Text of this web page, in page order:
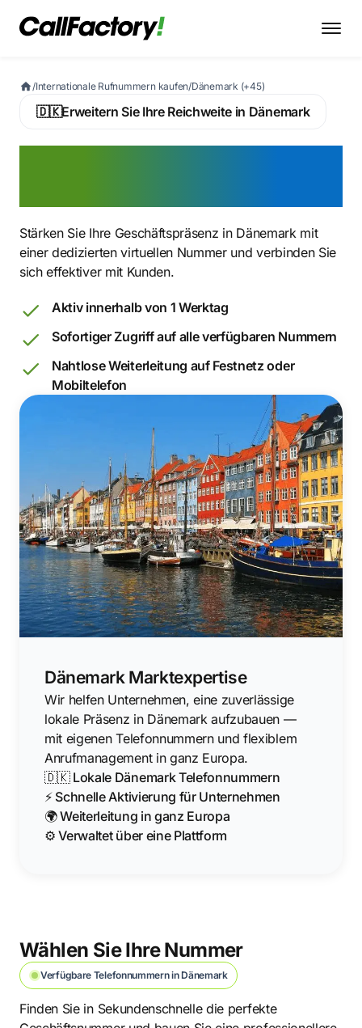
/Internationale Rufnummern kaufen/Dänemark (+45)
🇩🇰Erweitern Sie Ihre Reichweite in Dänemark
Stärken Sie Ihre Geschäftspräsenz in Dänemark mit
einer dedizierten virtuellen Nummer und verbinden Sie
sich effektiver mit Kunden.
Aktiv innerhalb von 1 Werktag
Sofortiger Zugriff auf alle verfügbaren Nummern
Nahtlose Weiterleitung auf Festnetz oder
Mobiltelefon
Dänemark Marktexpertise
Wir helfen Unternehmen, eine zuverlässige
lokale Präsenz in Dänemark aufzubauen —
mit eigenen Telefonnummern und flexiblem
Anrufmanagement in ganz Europa.
🇩🇰 Lokale Dänemark Telefonnummern
⚡ Schnelle Aktivierung für Unternehmen
🌍 Weiterleitung in ganz Europa
⚙️ Verwaltet über eine Plattform
Wählen Sie Ihre Nummer
Verfügbare Telefonnummern in Dänemark
Finden Sie in Sekundenschnelle die perfekte